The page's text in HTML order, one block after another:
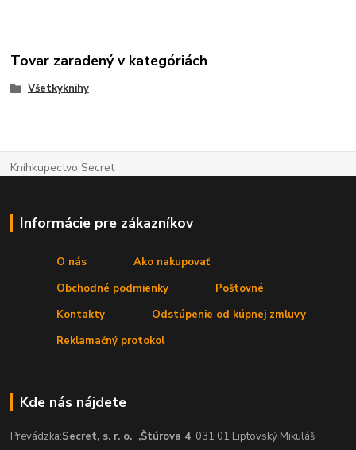
Tovar zaradený v kategóriách
Všetkyknihy
Kníhkupectvo Secret
Informácie pre zákazníkov
O nás
Ako nakupovať
Obchodné podmienky
Poštovné
Kontakty
Odstúpenie od kúpnej zmluvy
Reklamačný protokol
Kde nás nájdete
Prevádzka:Secret, s. r. o. ,Štúrova 4, 031 01 Liptovský Mikuláš